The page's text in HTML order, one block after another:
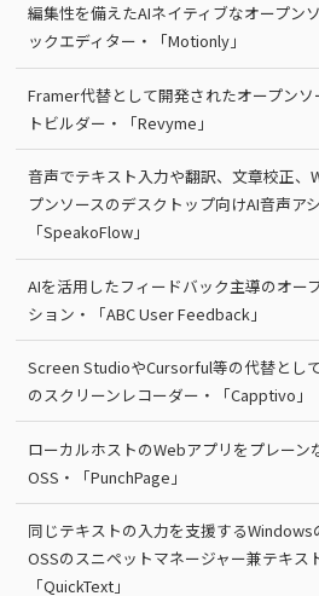
編集性を備えたAIネイティブなオープン
ックエディター・「Motionly」
Framer代替として開発されたオープン
トビルダー・「Revyme」
音声でテキスト入力や翻訳、文章校正、
プンソースのデスクトップ向けAI音声ア
「SpeakoFlow」
AIを活用したフィードバック主導のオー
ション・「ABC User Feedback」
Screen StudioやCursorful等の代替とし
のスクリーンレコーダー・「Capptivo」
ローカルホストのWebアプリをプレーン
OSS・「PunchPage」
同じテキストの入力を支援する
OSSのスニペットマネージャー兼テキス
「QuickText」